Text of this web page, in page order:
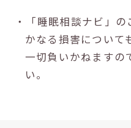
・「睡眠相談ナビ」
かなる損害について
一切負いかねますの
い。